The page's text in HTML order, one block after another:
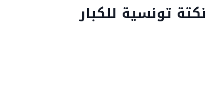
نكتة تونسية للكبار